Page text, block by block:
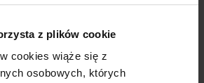
z plików cookie
cookies wiąże się z
osobowych, których
przed wakacjami, czyli jak działać bezpiecznie,